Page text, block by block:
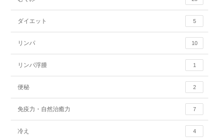
ダイエット 5
リンパ 10
リンパ浮腫 1
便秘 2
免疫力・自然治癒力 7
冷え 4